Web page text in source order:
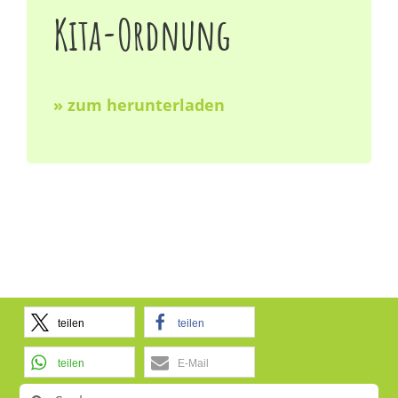
Stellenangebote
Kita-Ordnung
» zum herunterladen
teilen teilen
teilen E-Mail